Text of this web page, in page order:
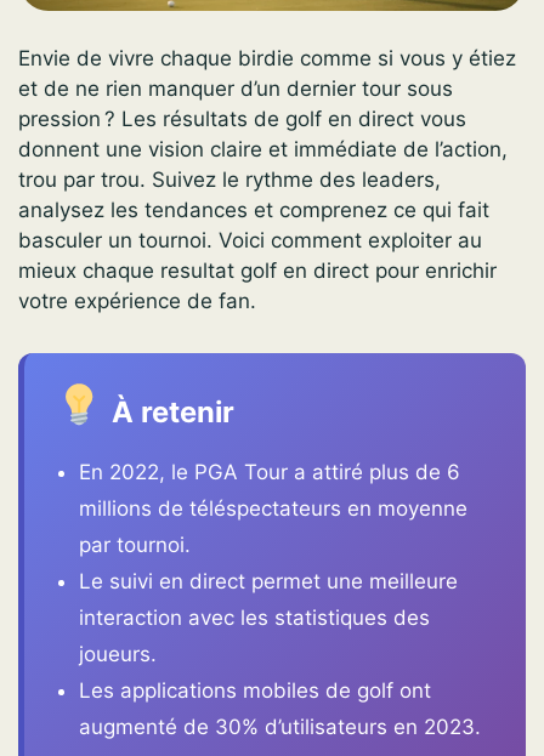
Envie de vivre chaque birdie comme si vous y étiez
et de ne rien manquer d’un dernier tour sous
pression ? Les résultats de golf en direct vous
donnent une vision claire et immédiate de l’action,
trou par trou. Suivez le rythme des leaders,
analysez les tendances et comprenez ce qui fait
basculer un tournoi. Voici comment exploiter au
mieux chaque resultat golf en direct pour enrichir
votre expérience de fan.
À retenir
En 2022, le PGA Tour a attiré plus de 6
millions de téléspectateurs en moyenne
par tournoi.
Le suivi en direct permet une meilleure
interaction avec les statistiques des
joueurs.
Les applications mobiles de golf ont
augmenté de 30% d’utilisateurs en 2023.